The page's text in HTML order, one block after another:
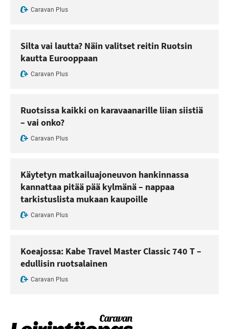
Caravan Plus
Silta vai lautta? Näin valitset reitin Ruotsin
kautta Eurooppaan
Caravan Plus
Ruotsissa kaikki on karavaanarille liian siistiä
– vai onko?
Caravan Plus
Käytetyn matkailuajoneuvon hankinnassa
kannattaa pitää pää kylmänä – nappaa
tarkistuslista mukaan kaupoille
Caravan Plus
Koeajossa: Kabe Travel Master Classic 740 T –
edullisin ruotsalainen
Caravan Plus